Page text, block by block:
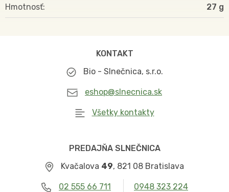
Hmotnosť 27
KONTAKT
Bio - Slnečnica, s.r.o.
eshop@slnecnica.sk
Všetky kontakty
PREDAJŇA SLNEČNICA
Kvačalova 49, 821 08 Bratislava
02 555 66 711 0948 323 224